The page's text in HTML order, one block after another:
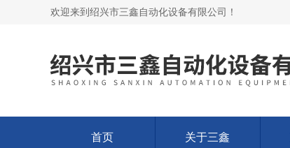
欢迎来到绍兴市三鑫自动化设备有限公司！
首页 关于三鑫